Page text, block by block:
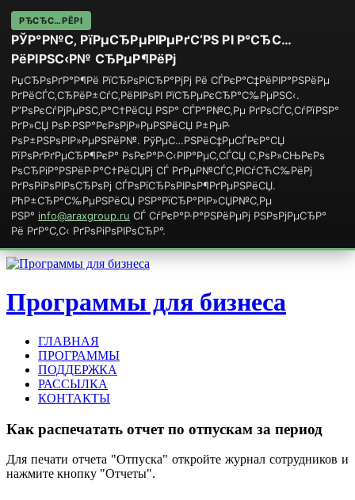
РЂСЂС…РЁРІ
РЎР°Р№С‚ РїРµСЂРµРІРµРґС‘РЅ РІ Р°СЂС…
РёРІРЅС‹Р№ СЂРµР¶РёРј
РџСЂРѕРґР°Р¶Рё РїСЂРѕРіСЂР°РјРј Рё СЃРєР°С‡РёРІР°РЅРёРµ
РґРёСЃС‚СЂРёР±СѓС‚РёРІРѕРІ РїСЂРµРєСЂР°С‰РµРЅС‹.
Р”РѕРєСѓРјРµРЅС‚Р°С†РёСЏ РЅР° СЃР°Р№С‚Рµ РґРѕСЃС‚СѓРїРЅР°
РґР»СЏ РѕР·РЅР°РєРѕРјР»РµРЅРёСЏ Р±РµР·
РѕР±РЅРѕРІР»РµРЅРёР№. РўРµС…РЅРёС‡РµСЃРєР°СЏ
РїРѕРґРґРµСЂР¶РєР° РѕРєР°Р·С‹РІР°РµС‚СЃСЏ С‚РѕР»СЊРєРѕ
РѕСЂРіР°РЅРёР·Р°С†РёСЏРј СЃ РґРµР№СЃС‚РІСѓСЋС‰РёРј
РґРѕРіРѕРІРѕСЂРѕРј СЃРѕРїСЂРѕРІРѕР¶РґРµРЅРёСЏ.
РћР±СЂР°С‰РµРЅРёСЏ РЅР°РїСЂР°РІР»СЏР№С‚Рµ
РЅР° info@araxgroup.ru СЃ СѓРєР°Р·Р°РЅРёРµРј РЅРѕРјРµСЂР°
Рё РґР°С‚С‹ РґРѕРіРѕРІРѕСЂР°.
Программы для бизнеса
ГЛАВНАЯ
ПРОГРАММЫ
ПОДДЕРЖКА
РАССЫЛКА
КОНТАКТЫ
Как распечатать отчет по отпускам за период
Для печати отчета "Отпуска" откройте журнал сотрудников и
нажмите кнопку "Отчеты".